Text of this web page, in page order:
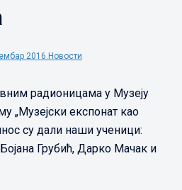
2016. Новости
радионицама у Музеју
„Музејски експонат као
су дали наши ученици:
Грубић, Дарко Мачак и